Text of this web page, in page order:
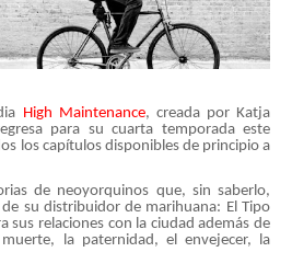
High Maintenance, creada por Katja
para su cuarta temporada este
los capítulos disponibles de principio a
de neoyorquinos que, sin saberlo,
su distribuidor de marihuana: El Tipo
sus relaciones con la ciudad además de
la paternidad, el envejecer, la